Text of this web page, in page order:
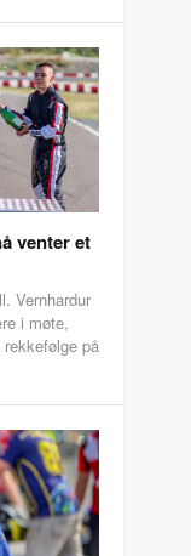
venter et
Vernhardur
i møte,
på